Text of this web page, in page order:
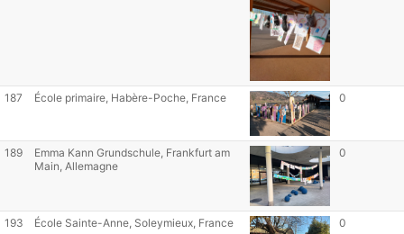
187 École primaire, Habère-Poche, France 0
189
Emma Kann Grundschule, Frankfurt am
Main, Allemagne
0
193 École Sainte-Anne, Soleymieux, France 0